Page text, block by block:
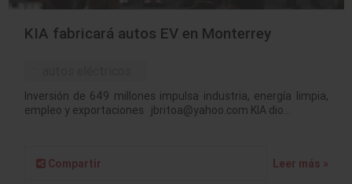
KIA fabricará autos EV en Monterrey
Inversión de 649 millones impulsa industria, energía limpia,
empleo y exportaciones jbritoa@yahoo.com KIA dio…
Compartir Leer más »